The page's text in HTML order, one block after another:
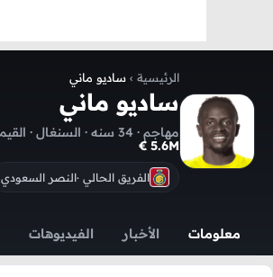
الرئيسية › ساديو ماني
ساديو ماني
مهاجم · 34 سنه · السنغال · القيمة السوقية الحالية
5.6M €
الفريق الحالي ·النصر السعودي
معلومات الأخبار الفيديوهات